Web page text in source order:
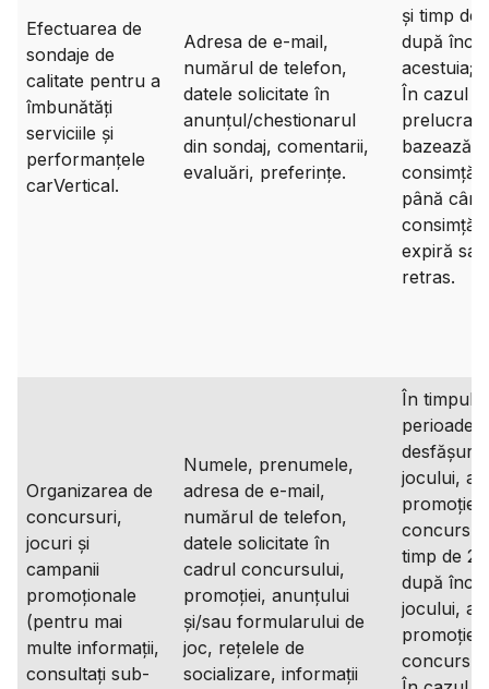
Efectuarea de
sondaje de
calitate pentru a
îmbunătăți
serviciile și
performanțele
carVertical.
Adresa de e-mail,
numărul de telefon,
datele solicitate în
anunțul/chestionarul
din sondaj, comentarii,
evaluări, preferințe.
și timp de
după
acestuia;
În cazul
bazează
până când
expiră
retras.
Organizarea de
concursuri,
jocuri și
campanii
promoționale
(pentru mai
multe informații,
consultați sub-
Numele, prenumele,
adresa de e-mail,
numărul de telefon,
datele solicitate în
cadrul concursului,
promoției, anunțului
și/sau formularului de
joc, rețelele de
socializare, informații
În timpul
perioadei
jocului, a
promoției,
timp de 2
după
jocului, a
promoției,